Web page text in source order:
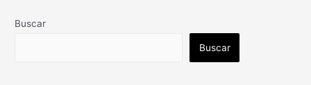
Buscar
Buscar